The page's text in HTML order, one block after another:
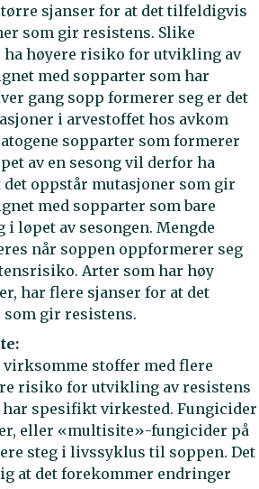
sjanser for at det tilfeldigvis
som gir resistens. Slike
høyere risiko for utvikling av
med sopparter som har
gang sopp formerer seg er det
i arvestoffet hos avkom
sopparter som formerer
av en sesong vil derfor ha
oppstår mutasjoner som gir
med sopparter som bare
i løpet av sesongen. Mengde
når soppen oppformerer seg
Arter som har høy
har flere sjanser for at det
gir resistens.
stoffer med flere
risiko for utvikling av resistens
spesifikt virkested. Fungicider
eller «multisite»-fungicider på
steg i livssyklus til soppen. Det
at det forekommer endringer